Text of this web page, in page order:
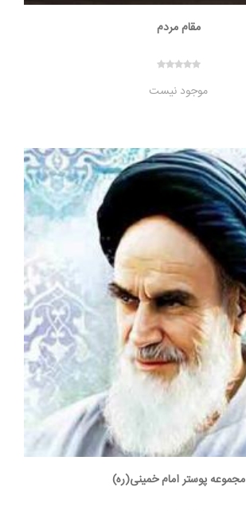
مقام مردم
موجود نیست
مجموعه پوستر امام خمینی(ره)